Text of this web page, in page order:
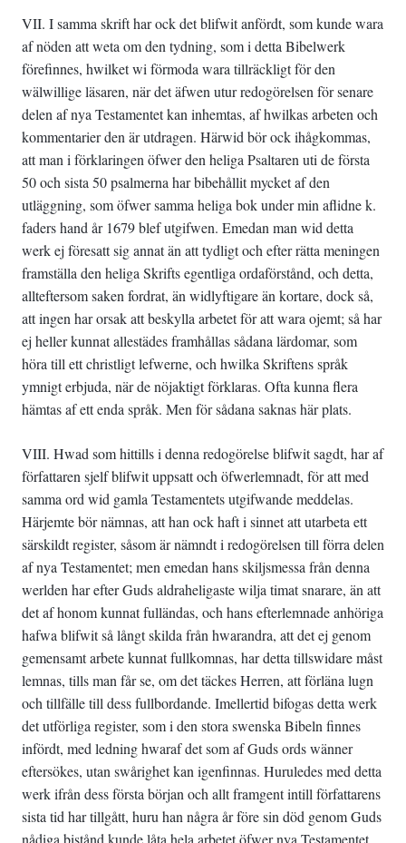
VII. I samma skrift har ock det blifwit anfördt, som kunde wara
af nöden att weta om den tydning, som i detta Bibelwerk
förefinnes, hwilket wi förmoda wara tillräckligt för den
wälwillige läsaren, när det äfwen utur redogörelsen för senare
delen af nya Testamentet kan inhemtas, af hwilkas arbeten och
kommentarier den är utdragen. Härwid bör ock ihågkommas,
att man i förklaringen öfwer den heliga Psaltaren uti de första
50 och sista 50 psalmerna har bibehållit mycket af den
utläggning, som öfwer samma heliga bok under min aflidne k.
faders hand år 1679 blef utgifwen. Emedan man wid detta
werk ej föresatt sig annat än att tydligt och efter rätta meningen
framställa den heliga Skrifts egentliga ordaförstånd, och detta,
allteftersom saken fordrat, än widlyftigare än kortare, dock så,
att ingen har orsak att beskylla arbetet för att wara ojemt; så har
ej heller kunnat allestädes framhållas sådana lärdomar, som
höra till ett christligt lefwerne, och hwilka Skriftens språk
ymnigt erbjuda, när de nöjaktigt förklaras. Ofta kunna flera
hämtas af ett enda språk. Men för sådana saknas här plats.
VIII. Hwad som hittills i denna redogörelse blifwit sagdt, har af
författaren sjelf blifwit uppsatt och öfwerlemnadt, för att med
samma ord wid gamla Testamentets utgifwande meddelas.
Härjemte bör nämnas, att han ock haft i sinnet att utarbeta ett
särskildt register, såsom är nämndt i redogörelsen till förra delen
af nya Testamentet; men emedan hans skiljsmessa från denna
werlden har efter Guds aldraheligaste wilja timat snarare, än att
det af honom kunnat fulländas, och hans efterlemnade anhöriga
hafwa blifwit så långt skilda från hwarandra, att det ej genom
gemensamt arbete kunnat fullkomnas, har detta tillswidare måst
lemnas, tills man får se, om det täckes Herren, att förläna lugn
och tillfälle till dess fullbordande. Imellertid bifogas detta werk
det utförliga register, som i den stora swenska Bibeln finnes
infördt, med ledning hwaraf det som af Guds ords wänner
eftersökes, utan swårighet kan igenfinnas. Huruledes med detta
werk ifrån dess första början och allt framgent intill författarens
sista tid har tillgått, huru han några år före sin död genom Guds
nådiga bistånd kunde låta hela arbetet öfwer nya Testamentet